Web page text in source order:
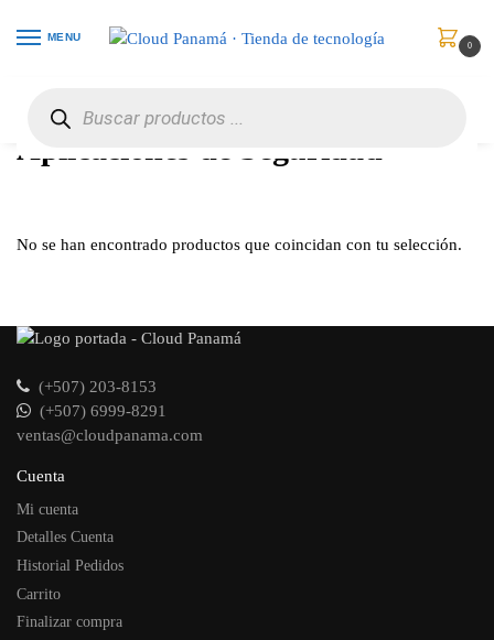
MENU
0
Aplicaciones de Seguridad
No se han encontrado productos que coincidan con tu selección.
(+507) 203-8153
(+507) 6999-8291
ventas@cloudpanama.com
Cuenta
Mi cuenta
Detalles Cuenta
Historial Pedidos
Carrito
Finalizar compra